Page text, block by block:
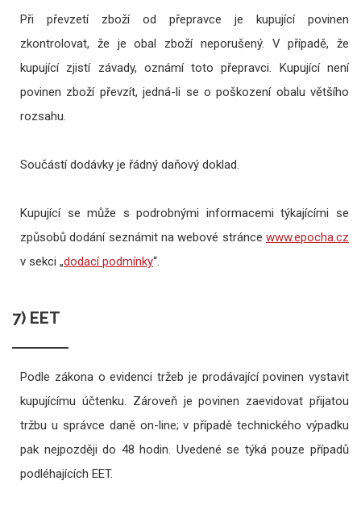
Při převzetí zboží od přepravce je kupující povinen
zkontrolovat, že je obal zboží neporušený. V případě, že
kupující zjistí závady, oznámí toto přepravci. Kupující není
povinen zboží převzít, jedná-li se o poškození obalu většího
rozsahu.
Součástí dodávky je řádný daňový doklad.
Kupující se může s podrobnými informacemi týkajícími se
způsobů dodání seznámit na webové stránce www.epocha.cz
v sekci „dodací podmínky“.
7) EET
Podle zákona o evidenci tržeb je prodávající povinen vystavit
kupujícímu účtenku. Zároveň je povinen zaevidovat přijatou
tržbu u správce daně on-line; v případě technického výpadku
pak nejpozději do 48 hodin. Uvedené se týká pouze případů
podléhajících EET.